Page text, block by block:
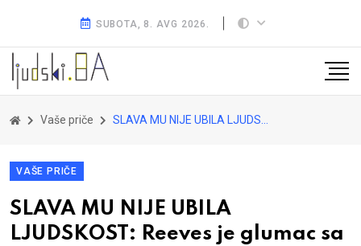
SUBOTA, 8. AVG 2026.
Vaše priče SLAVA MU NIJE UBILA LJUDSKOST: Reeves je glumac sa najtužnijom životnom pričom, ipak je izabrao biti čovjek
VAŠE PRIČE
SLAVA MU NIJE UBILA
LJUDSKOST: Reeves je glumac sa